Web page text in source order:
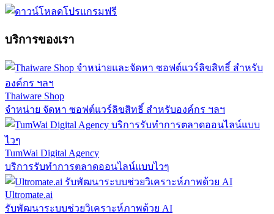
บริการของเรา
Thaiware Shop
จำหน่าย จัดหา ซอฟต์แวร์ลิขสิทธิ์ สำหรับองค์กร ฯลฯ
TumWai Digital Agency
บริการรับทำการตลาดออนไลน์แบบไวๆ
Ultromate.ai
รับพัฒนาระบบช่วยวิเคราะห์ภาพด้วย AI